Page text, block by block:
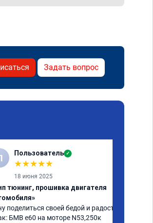
Задать вопрос
Пользователь ✓
★★★★★
18 июня 2025
тюнинг, прошивка двигателя
поделиться своей бедой и радостью.
БМВ е60 на моторе N53,250к